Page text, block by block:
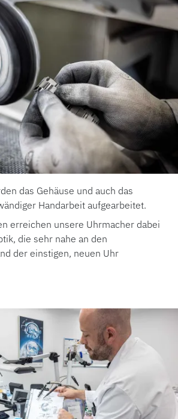
das Gehäuse und auch das
Handarbeit aufgearbeitet.
erreichen unsere Uhrmacher dabei
die sehr nahe an den
der einstigen, neuen Uhr